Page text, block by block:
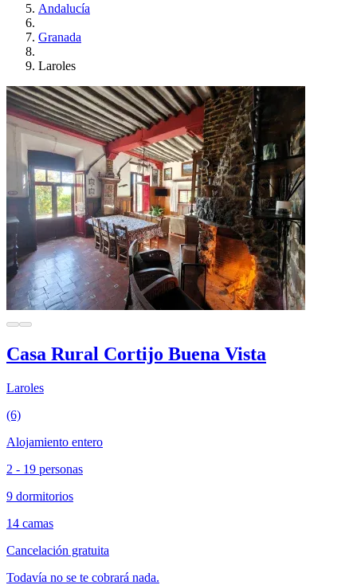
Andalucía
Granada
Laroles
Casa Rural Cortijo Buena Vista
Laroles
(6)
Alojamiento entero
2 - 19 personas
9 dormitorios
14 camas
Cancelación gratuita
Todavía no se te cobrará nada.